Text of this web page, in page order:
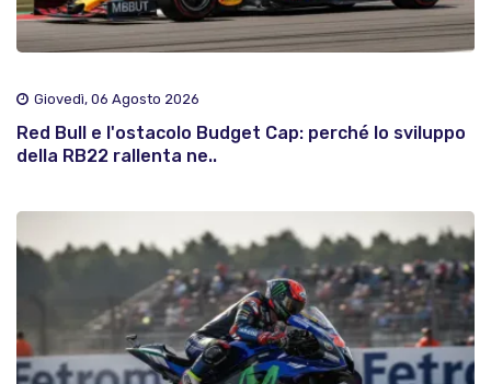
Giovedì, 06 Agosto 2026
Red Bull e l'ostacolo Budget Cap: perché lo sviluppo
della RB22 rallenta ne..